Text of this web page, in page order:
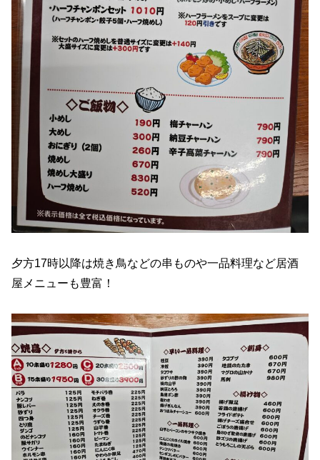
夕方17時以降は焼き鳥などの串ものや一品料理など居酒
屋メニューも豊富！